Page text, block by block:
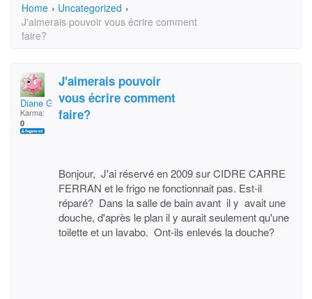
Home › Uncategorized ›
J'aimerais pouvoir vous écrire comment
faire?
Diane Gendron
Karma:
0
J'aimerais pouvoir
vous écrire comment
faire?
Bonjour, J'ai réservé en 2009 sur CIDRE CARRE
FERRAN et le frigo ne fonctionnait pas. Est-il
réparé? Dans la salle de bain avant il y avait une
douche, d'après le plan il y aurait seulement qu'une
toilette et un lavabo. Ont-ils enlevés la douche?